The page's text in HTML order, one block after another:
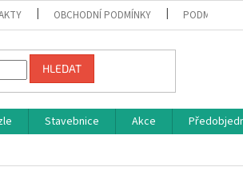
OBCHODNÍ PODMÍNKY PODMÍNKY
HLEDAT
Stavebnice Akce